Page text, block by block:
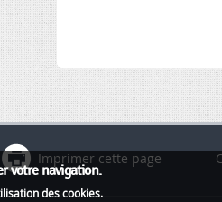
Imprimer cette page
votre navigation.
des cookies.